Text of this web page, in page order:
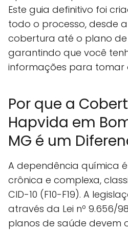
Este guia definitivo foi
todo o processo, desde
cobertura até o plano
garantindo que você
informações para tomar
Por que a
Hapvida em
MG é um
A dependência química
crônica e complexa,
CID-10 (F10-F19). A
através da Lei nº 9.656/
planos de saúde devem